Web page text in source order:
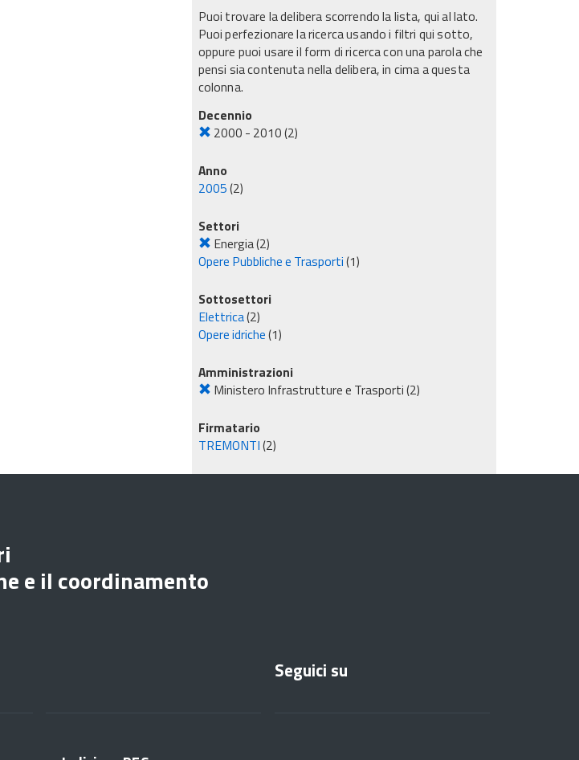
Puoi trovare la delibera scorrendo la lista, qui al lato.
Puoi perfezionare la ricerca usando i filtri qui sotto,
oppure puoi usare il form di ricerca con una parola che
pensi sia contenuta nella delibera, in cima a questa
colonna.
Decennio
2000 - 2010(2)
Anno
2005(2)
Settori
Energia(2)
Opere Pubbliche e Trasporti(1)
Sottosettori
Elettrica(2)
Opere idriche(1)
Amministrazioni
Ministero Infrastrutture e Trasporti(2)
Firmatario
TREMONTI(2)
e il coordinamento
Seguici su